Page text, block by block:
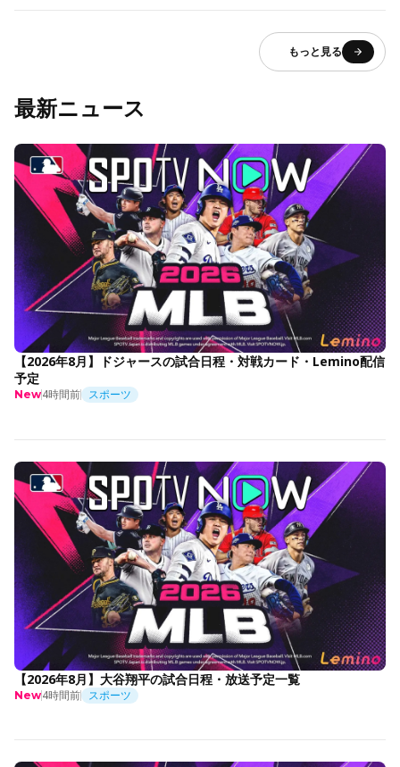
もっと見る
最新ニュース
【2026年8月】ドジャースの試合日程・対戦カード・Lemino配信
予定
New4時間前 スポーツ
【2026年8月】大谷翔平の試合日程・放送予定一覧
New4時間前 スポーツ